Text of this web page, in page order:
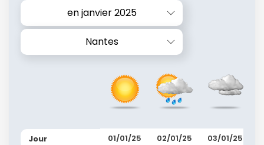
en janvier 2025
Nantes
Jour 01/01/25 02/01/25 03/01/25